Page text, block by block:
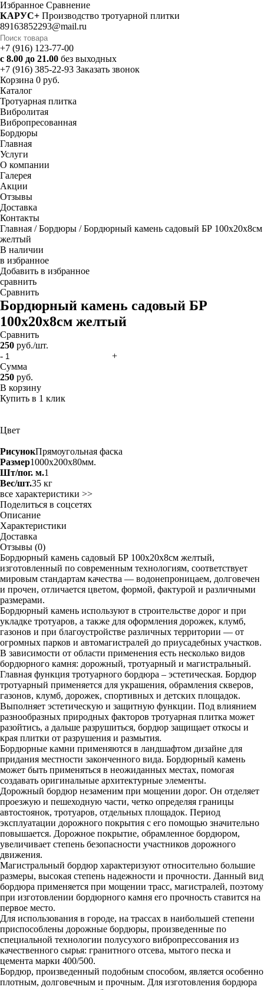
Избранное Cравнение
КАРУС+ Производство тротуарной плитки
89163852293@mail.ru
+7 (916) 123-77-00
с 8.00 до 21.00 без выходных
+7 (916) 385-22-93 Заказать звонок
Корзина 0 руб.
Каталог
Тротуарная плитка
Вибролитая
Вибропресованная
Бордюры
Главная
Услуги
О компании
Галерея
Акции
Отзывы
Доставка
Контакты
Главная /Бордюры / Бордюрный камень садовый БР 100х20х8см
желтый
В наличии
в избранное
Добавить в избранное
сравнить
Сравнить
Бордюрный камень садовый БР
100х20х8см желтый
Сравнить
250 руб./шт.
-
+
Сумма
250 руб.
В корзину
Купить в 1 клик
Цвет
РисунокПрямоугольная фаска
Размер1000x200x80мм.
Шт/пог. м.1
Вес/шт.35 кг
все характеристики >>
Поделиться в соцсетях
Описание
Характеристики
Доставка
Отзывы (0)
Бордюрный камень садовый БР 100х20х8см желтый,
изготовленный по современным технологиям, соответствует
мировым стандартам качества — водонепроницаем, долговечен
и прочен, отличается цветом, формой, фактурой и различными
размерами.
Бордюрный камень используют в строительстве дорог и при
укладке тротуаров, а также для оформления дорожек, клумб,
газонов и при благоустройстве различных территории — от
огромных парков и автомагистралей до приусадебных участков.
В зависимости от области применения есть несколько видов
бордюрного камня: дорожный, тротуарный и магистральный.
Главная функция тротуарного бордюра – эстетическая. Бордюр
тротуарный применяется для украшения, обрамления скверов,
газонов, клумб, дорожек, спортивных и детских площадок.
Выполняет эстетическую и защитную функции. Под влиянием
разнообразных природных факторов тротуарная плитка может
разойтись, а дальше разрушиться, бордюр защищает откосы и
края плитки от разрушения и размытия.
Бордюрные камни применяются в ландшафтом дизайне для
придания местности законченного вида. Бордюрный камень
может быть применяться в неожиданных местах, помогая
создавать оригинальные архитектурные элементы.
Дорожный бордюр незаменим при мощении дорог. Он отделяет
проезжую и пешеходную части, четко определяя границы
автостоянок, тротуаров, отдельных площадок. Период
эксплуатации дорожного покрытия с его помощью значительно
повышается. Дорожное покрытие, обрамленное бордюром,
увеличивает степень безопасности участников дорожного
движения.
Магистральный бордюр характеризуют относительно большие
размеры, высокая степень надежности и прочности. Данный вид
бордюра применяется при мощении трасс, магистралей, поэтому
при изготовлении бордюрного камня его прочность ставится на
первое место.
Для использования в городе, на трассах в наибольшей степени
приспособлены дорожные бордюры, произведенные по
специальной технологии полусухого вибропрессования из
качественного сырья: гранитного отсева, мытого песка и
цемента марки 400/500.
Бордюр, произведенный подобным способом, является особенно
плотным, долговечным и прочным. Для изготовления бордюра